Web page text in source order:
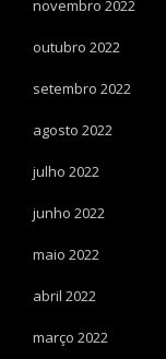
novembro 2022
outubro 2022
setembro 2022
agosto 2022
julho 2022
junho 2022
maio 2022
abril 2022
março 2022